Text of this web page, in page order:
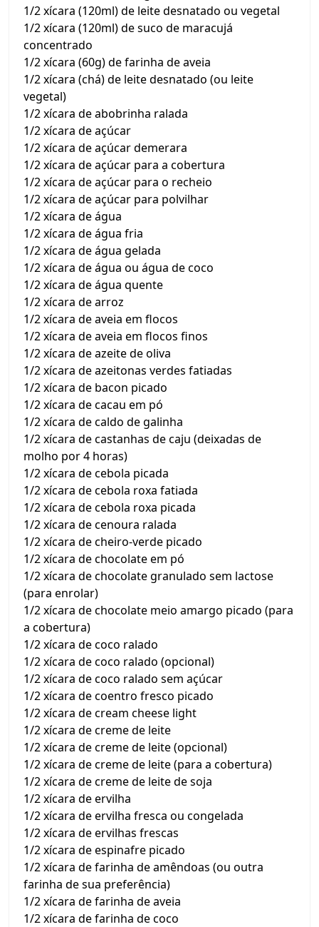
1/2 xícara (120ml) de leite desnatado ou vegetal
1/2 xícara (120ml) de suco de maracujá
concentrado
1/2 xícara (60g) de farinha de aveia
1/2 xícara (chá) de leite desnatado (ou leite
vegetal)
1/2 xícara de abobrinha ralada
1/2 xícara de açúcar
1/2 xícara de açúcar demerara
1/2 xícara de açúcar para a cobertura
1/2 xícara de açúcar para o recheio
1/2 xícara de açúcar para polvilhar
1/2 xícara de água
1/2 xícara de água fria
1/2 xícara de água gelada
1/2 xícara de água ou água de coco
1/2 xícara de água quente
1/2 xícara de arroz
1/2 xícara de aveia em flocos
1/2 xícara de aveia em flocos finos
1/2 xícara de azeite de oliva
1/2 xícara de azeitonas verdes fatiadas
1/2 xícara de bacon picado
1/2 xícara de cacau em pó
1/2 xícara de caldo de galinha
1/2 xícara de castanhas de caju (deixadas de
molho por 4 horas)
1/2 xícara de cebola picada
1/2 xícara de cebola roxa fatiada
1/2 xícara de cebola roxa picada
1/2 xícara de cenoura ralada
1/2 xícara de cheiro-verde picado
1/2 xícara de chocolate em pó
1/2 xícara de chocolate granulado sem lactose
(para enrolar)
1/2 xícara de chocolate meio amargo picado (para
a cobertura)
1/2 xícara de coco ralado
1/2 xícara de coco ralado (opcional)
1/2 xícara de coco ralado sem açúcar
1/2 xícara de coentro fresco picado
1/2 xícara de cream cheese light
1/2 xícara de creme de leite
1/2 xícara de creme de leite (opcional)
1/2 xícara de creme de leite (para a cobertura)
1/2 xícara de creme de leite de soja
1/2 xícara de ervilha
1/2 xícara de ervilha fresca ou congelada
1/2 xícara de ervilhas frescas
1/2 xícara de espinafre picado
1/2 xícara de farinha de amêndoas (ou outra
farinha de sua preferência)
1/2 xícara de farinha de aveia
1/2 xícara de farinha de coco